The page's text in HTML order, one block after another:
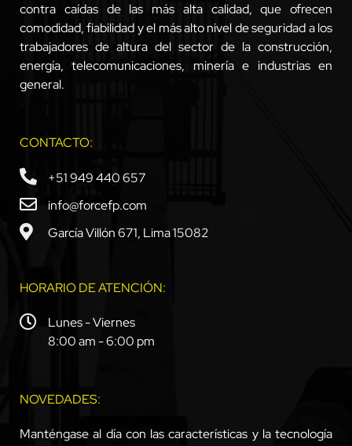
contra caídas de las más alta calidad, que ofrecen
comodidad, fiabilidad y el más alto nivel de seguridad a los
trabajadores de altura del sector de la construcción,
energía, telecomunicaciones, minería e industrias en
general.
CONTACTO:
+51 949 440 657
info@forcefp.com
García Villón 671, Lima 15082
HORARIO DE ATENCIÓN:
Lunes - Viernes
8:00 am - 6:00 pm
NOVEDADES:
Manténgase al día con las características y la tecnología